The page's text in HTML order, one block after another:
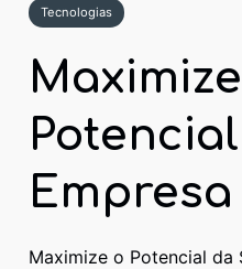
Tecnologias
Empresa
Maximize o Potencial da